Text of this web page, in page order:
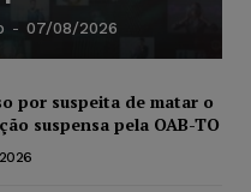
- 07/08/2026
por suspeita de matar o
suspensa pela OAB-TO